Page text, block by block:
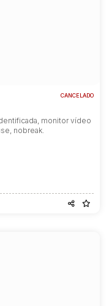
CANCELADO
monitor vídeo
nobreak.